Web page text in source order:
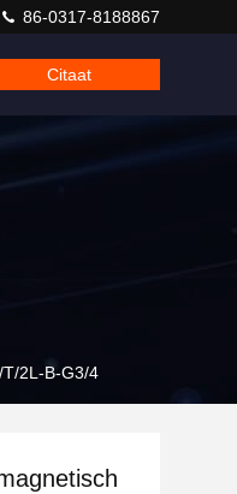
86-0317-8188867
Citaat
2L-B-G3/4